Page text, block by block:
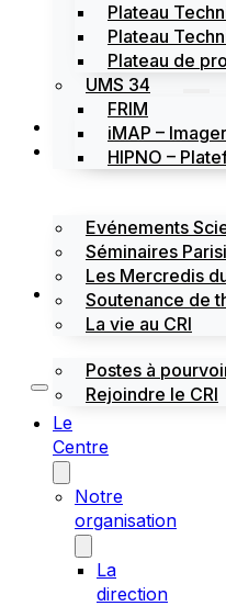
Plateau
Plateau
Plateau de
UMS 34
FRIM
iMAP –
HIPNO –
Actualités
Évènements
Evénements
Séminaires
Les Mercredis
Soutenance de
La vie au CRI
Emploi / stages
Postes à
Rejoindre le CRI
Le
Centre
Notre
organisation
La
direction